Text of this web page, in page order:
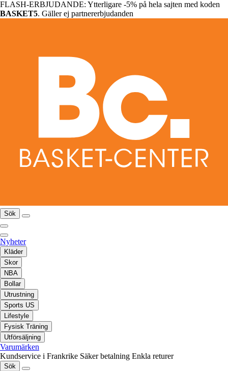
FLASH-ERBJUDANDE: Ytterligare -5% på hela sajten med koden
BASKET5. Gäller ej partnererbjudanden
Sök
Nyheter
Kläder
Skor
NBA
Bollar
Utrustning
Sports US
Lifestyle
Fysisk Träning
Utförsäljning
Varumärken
Kundservice i Frankrike Säker betalning Enkla returer
Sök